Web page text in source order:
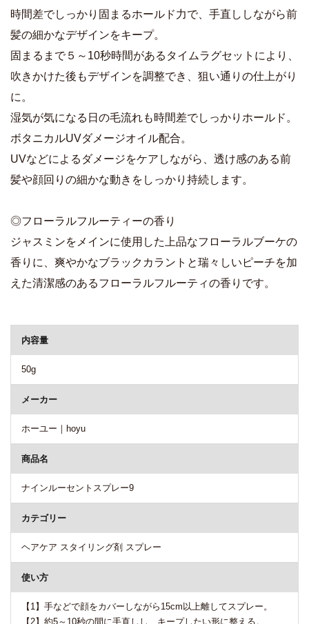
時間差でしっかり固まるホールド力で、手直ししながら前
髪の細かなデザインをキープ。
固まるまで５～10秒時間があるタイムラグセットにより、
吹きかけた後もデザインを調整でき、狙い通りの仕上がり
に。
湿気が気になる日の毛流れも時間差でしっかりホールド。
ボタニカルUVダメージオイル配合。
UVなどによるダメージをケアしながら、透け感のある前
髪や顔回りの細かな動きをしっかり持続します。
◎フローラルフルーティーの香り
ジャスミンをメインに使用した上品なフローラルブーケの
香りに、爽やかなブラックカラントと瑞々しいピーチを加
えた清潔感のあるフローラルフルーティの香りです。
内容量
50g
メーカー
ホーユー｜hoyu
商品名
ナインルーセントスプレー9
カテゴリー
ヘアケア スタイリング剤 スプレー
使い方
【1】手などで顔をカバーしながら15cm以上離してスプレー。
【2】約5～10秒の間に手直しし、キープしたい形に整える。